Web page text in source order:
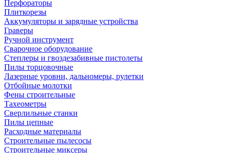
Перфораторы
Плиткорезы
Аккумуляторы и зарядные устройства
Граверы
Ручной инструмент
Сварочное оборудование
Степлеры и гвоздезабивные пистолеты
Пилы торцовочные
Лазерные уровни, дальномеры, рулетки
Отбойные молотки
Фены строительные
Тахеометры
Сверлильные станки
Пилы цепные
Расходные материалы
Строительные пылесосы
Строительные миксеры